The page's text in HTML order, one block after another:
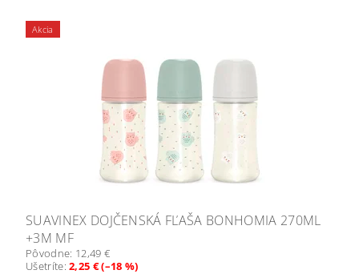
Akcia
SUAVINEX DOJČENSKÁ FĽAŠA BONHOMIA 270ML
+3M MF
Pôvodne: 12,49 €
Ušetríte:2,25 € (–18 %)